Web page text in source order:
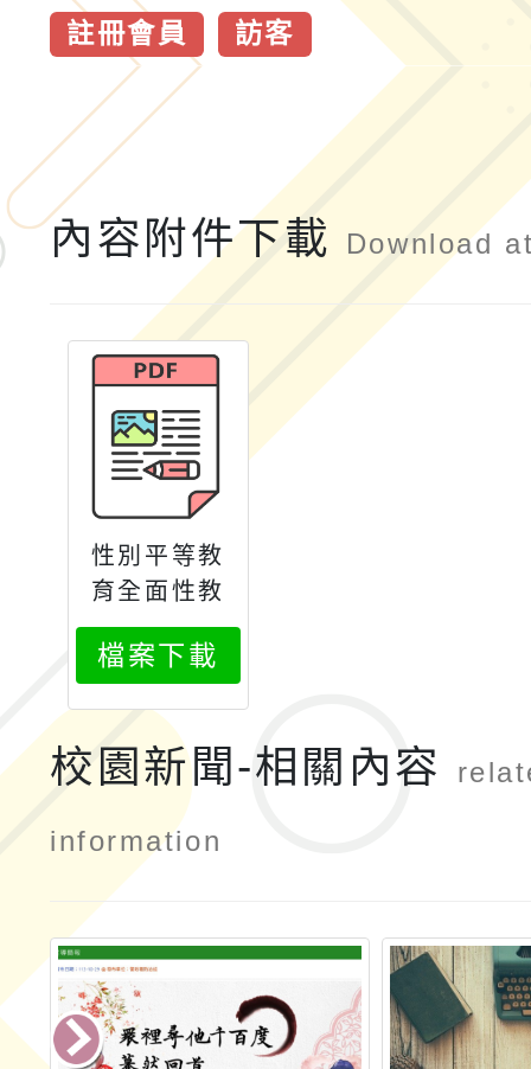
註冊會員 訪客
內容附件下載 Download
性別平等教
育全面性教
育暨數位網
路性別暴力
程簡報及學
習單
檔案下載
校園新聞-相關內容
information